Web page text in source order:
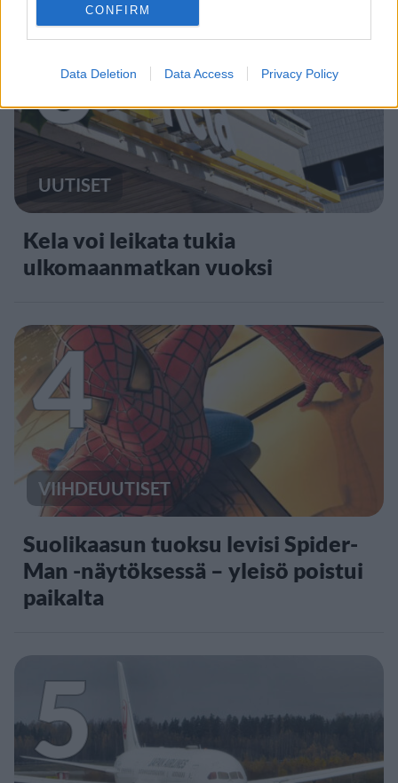
CONFIRM
Data Deletion Data Access Privacy Policy
3
UUTISET
Kela voi leikata tukia
ulkomaanmatkan vuoksi
4
VIIHDEUUTISET
Suolikaasun tuoksu levisi Spider-
Man -näytöksessä – yleisö poistui
paikalta
5